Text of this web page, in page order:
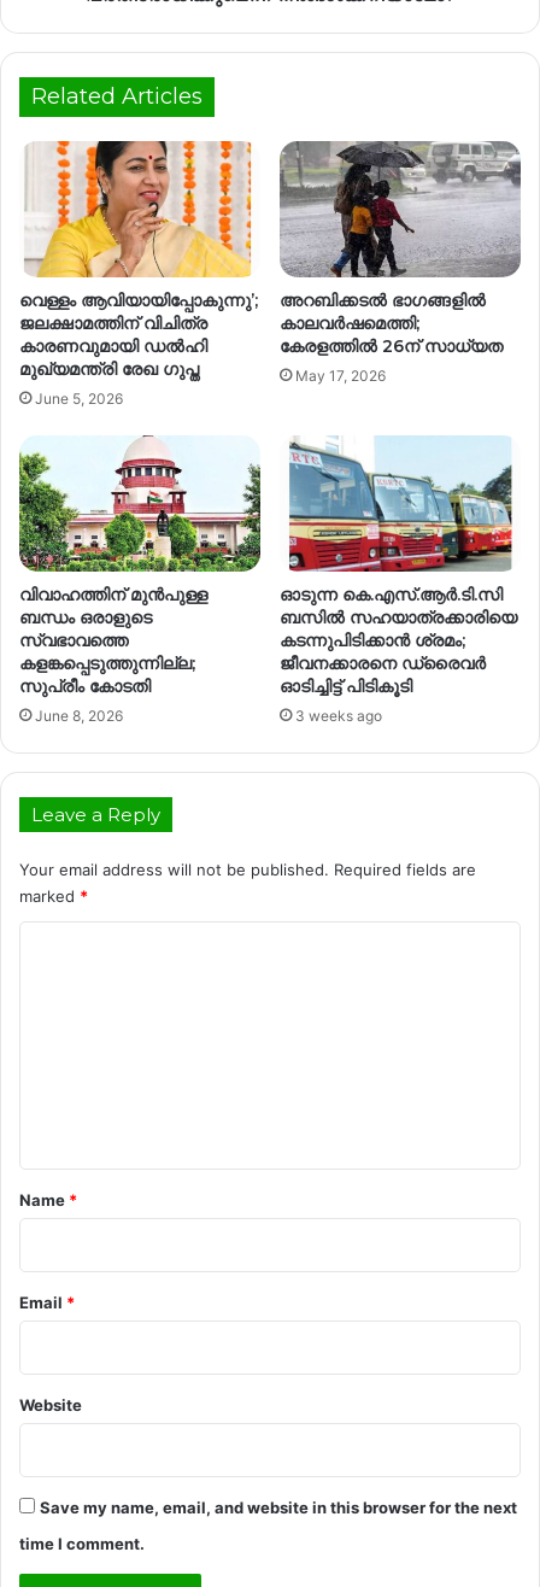
Related Articles
വെള്ളം ആവിയായിപ്പോകുന്നു’;
ജലക്ഷാമത്തിന് വിചിത്ര
കാരണവുമായി ഡല്‍ഹി
മുഖ്യമന്ത്രി രേഖ ഗുപ്ത
June 5, 2026
അറബിക്കടൽ ഭാഗങ്ങളിൽ
കാലവർഷമെത്തി;
കേരളത്തിൽ 26ന് സാധ്യത
May 17, 2026
വിവാഹത്തിന് മുൻപുള്ള
ബന്ധം ഒരാളുടെ
സ്വഭാവത്തെ
കളങ്കപ്പെടുത്തുന്നില്ല;
സുപ്രീം കോടതി
June 8, 2026
ഓടുന്ന കെ.എസ്.ആർ.ടി.സി
ബസിൽ സഹയാത്രക്കാരിയെ
കടന്നുപിടിക്കാൻ ശ്രമം;
ജീവനക്കാരനെ ഡ്രൈവർ
ഓടിച്ചിട്ട് പിടികൂടി
3 weeks ago
Leave a Reply
Your email address will not be published. Required fields are
marked *
*
Name *
Email *
Website
Save my name, email, and website in this browser for the next
time I comment.